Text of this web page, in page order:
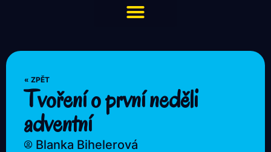
« ZPĚT
Tvoření o první neděli
adventní
Blanka Bihelerová